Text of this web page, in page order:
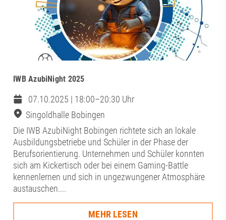
IWB AzubiNight 2025
07.10.2025 | 18:00–20:30 Uhr
Singoldhalle Bobingen
Die IWB AzubiNight Bobingen richtete sich an lokale
Ausbildungsbetriebe und Schüler in der Phase der
Berufsorientierung. Unternehmen und Schüler konnten
sich am Kickertisch oder bei einem Gaming-Battle
kennenlernen und sich in ungezwungener Atmosphäre
austauschen....
MEHR LESEN